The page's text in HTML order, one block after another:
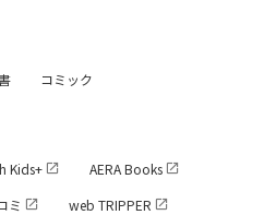
！」
知りたかった……！――12タイ
集部があなたのギモンに答えま
A」
コミック
Kids+
AERA Books
ミ
web TRIPPER